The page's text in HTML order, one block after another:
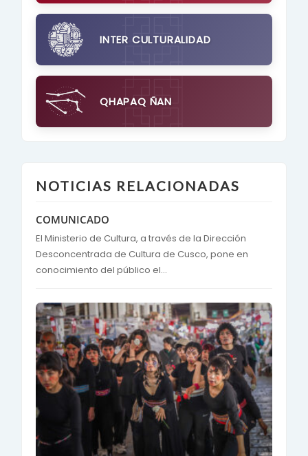
INTER CULTURALIDAD
QHAPAQ ÑAN
NOTICIAS RELACIONADAS
COMUNICADO
El Ministerio de Cultura, a través de la Dirección
Desconcentrada de Cultura de Cusco, pone en
conocimiento del público el...